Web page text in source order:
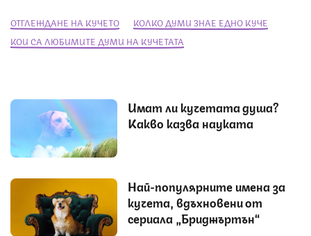
ОТГЛЕЖДАНЕ НА КУЧЕТО
КОЛКО ДУМИ ЗНАЕ ЕДНО КУЧЕ
КОИ СА ЛЮБИМИТЕ ДУМИ НА КУЧЕТАТА
Имат ли кучетата душа?
Какво казва науката
Най-популярните имена за
кучета, вдъхновени от
сериала „Бриджъртън“